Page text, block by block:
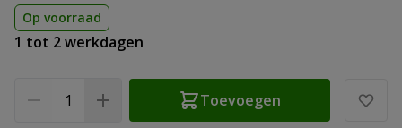
Op voorraad
1 tot 2 werkdagen
Toevoegen